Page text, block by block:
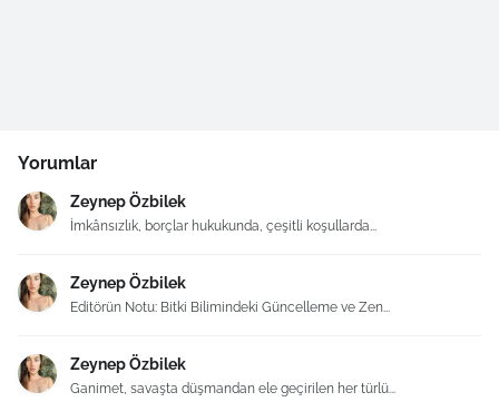
Yorumlar
Zeynep Özbilek
İmkânsızlık, borçlar hukukunda, çeşitli koşullarda...
Zeynep Özbilek
Editörün Notu: Bitki Bilimindeki Güncelleme ve Zen...
Zeynep Özbilek
Ganimet, savaşta düşmandan ele geçirilen her türlü...